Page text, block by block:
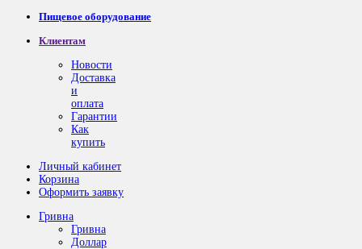
Пищевое оборудование
Клиентам
Новости
Доставка
и
оплата
Гарантии
Как
купить
Личный кабинет
Корзина
Оформить заявку
Гривна
Гривна
Доллар